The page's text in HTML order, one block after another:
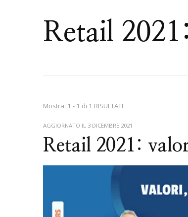
Retail
Mostra: 1 - 1 di 1 RISULTATI
AGGIORNATO IL 3 DICEMBRE 2021
Retail 2021: